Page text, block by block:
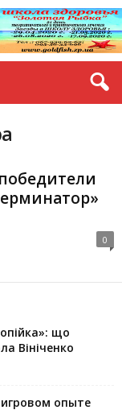
0
що
Вініченко
опыте